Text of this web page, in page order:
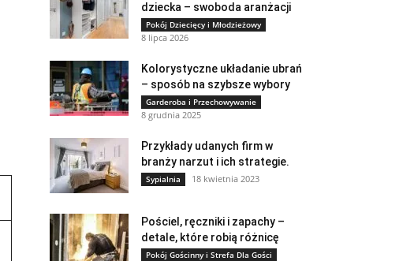
dziecka – swoboda aranżacji
Pokój Dziecięcy i Młodzieżowy
8 lipca 2026
Kolorystyczne układanie ubrań
– sposób na szybsze wybory
Garderoba i Przechowywanie
8 grudnia 2025
Przykłady udanych firm w
branży narzut i ich strategie.
Sypialnia 18 kwietnia 2023
Pościel, ręczniki i zapachy –
detale, które robią różnicę
Pokój Gościnny i Strefa Dla Gości